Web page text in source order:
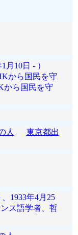
10日 - ）
から国民を守
から国民を守
人
東京都出
1933年4月25
ス語学者、哲